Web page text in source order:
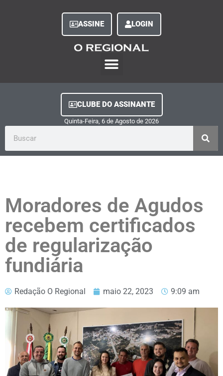
ASSINE LOGIN
CLUBE DO ASSINANTE
Quinta-Feira, 6 de Agosto de 2026
Moradores de Agudos
recebem certificados
de regularização
fundiária
Redação O Regional maio 22, 2023 9:09 am